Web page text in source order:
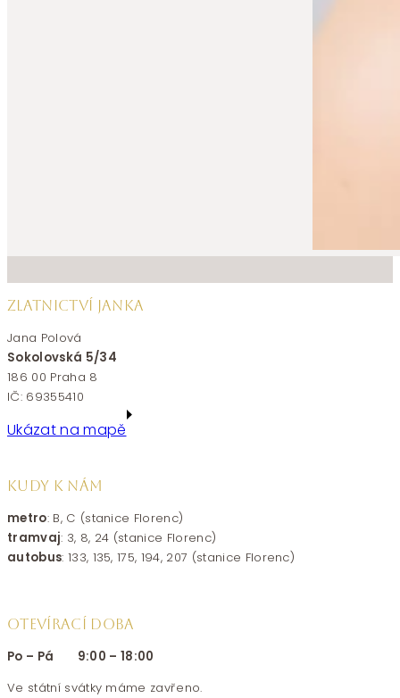
ZLATNICTVÍ JANKA
Jana Polová
Sokolovská 5/34
186 00 Praha 8
IČ: 69355410
Ukázat na mapě
KUDY K NÁM
metro: B, C (stanice Florenc)
tramvaj: 3, 8, 24 (stanice Florenc)
autobus: 133, 135, 175, 194, 207 (stanice Florenc)
OTEVÍRACÍ DOBA
Po – Pá 9:00 – 18:00
Ve státní svátky máme zavřeno.